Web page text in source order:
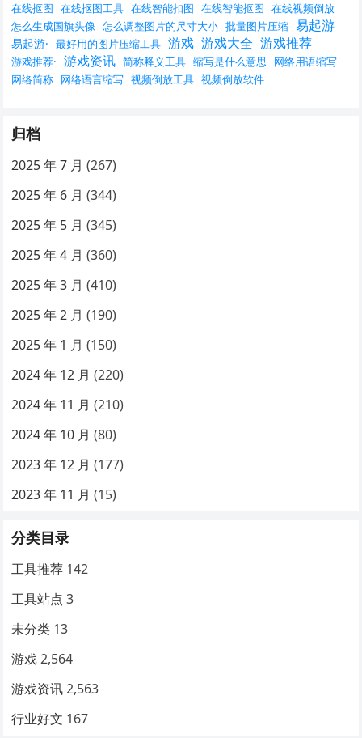
在线抠图 在线抠图工具 在线智能扣图 在线智能抠图 在线视频倒放
怎么生成国旗头像 怎么调整图片的尺寸大小 批量图片压缩 易起游
易起游· 最好用的图片压缩工具 游戏 游戏大全 游戏推荐
游戏推荐· 游戏资讯 简称释义工具 缩写是什么意思
网络用语缩写
网络简称 网络语言缩写 视频倒放工具 视频倒放软件
归档
2025 年 7 月 (267)
2025 年 6 月 (344)
2025 年 5 月 (345)
2025 年 4 月 (360)
2025 年 3 月 (410)
2025 年 2 月 (190)
2025 年 1 月 (150)
2024 年 12 月 (220)
2024 年 11 月 (210)
2024 年 10 月 (80)
2023 年 12 月 (177)
2023 年 11 月 (15)
分类目录
工具推荐 142
工具站点 3
未分类 13
游戏 2,564
游戏资讯 2,563
行业好文 167